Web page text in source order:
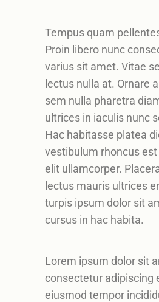
Tempus quam
Proin libero nunc
varius sit amet. Vitae
lectus nulla at. Ornare
sem nulla pharetra
ultrices in iaculis nunc
Hac habitasse platea
vestibulum rhoncus
elit ullamcorper.
lectus mauris ultrices
turpis ipsum dolor sit
cursus in hac habita.
Lorem ipsum dolor sit
consectetur adipiscing
eiusmod tempor